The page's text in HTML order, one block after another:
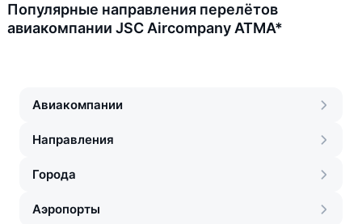
Популярные направления перелётов
авиакомпании JSC Aircompany ATMA*
Авиакомпании
Направления
Города
Аэропорты